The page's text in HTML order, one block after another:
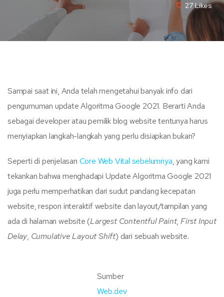
27 Likes
Sampai saat ini, Anda telah mengetahui banyak info dari
pengumuman update Algoritma Google 2021. Berarti Anda
sebagai developer atau pemilik blog website tentunya harus
menyiapkan langkah-langkah yang perlu disiapkan bukan?
Seperti di penjelasan Core Web Vital sebelumnya, yang kami
tekankan bahwa menghadapi Update Algoritma Google 2021
juga perlu memperhatikan dari sudut pandang kecepatan
website, respon interaktif website dan layout/tampilan yang
ada di halaman website (Largest Contentful Paint,First Input
Delay, Cumulative Layout Shift) dari sebuah website.
Sumber
Web.dev